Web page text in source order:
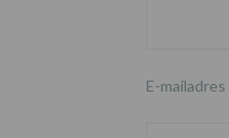
E-mailadres